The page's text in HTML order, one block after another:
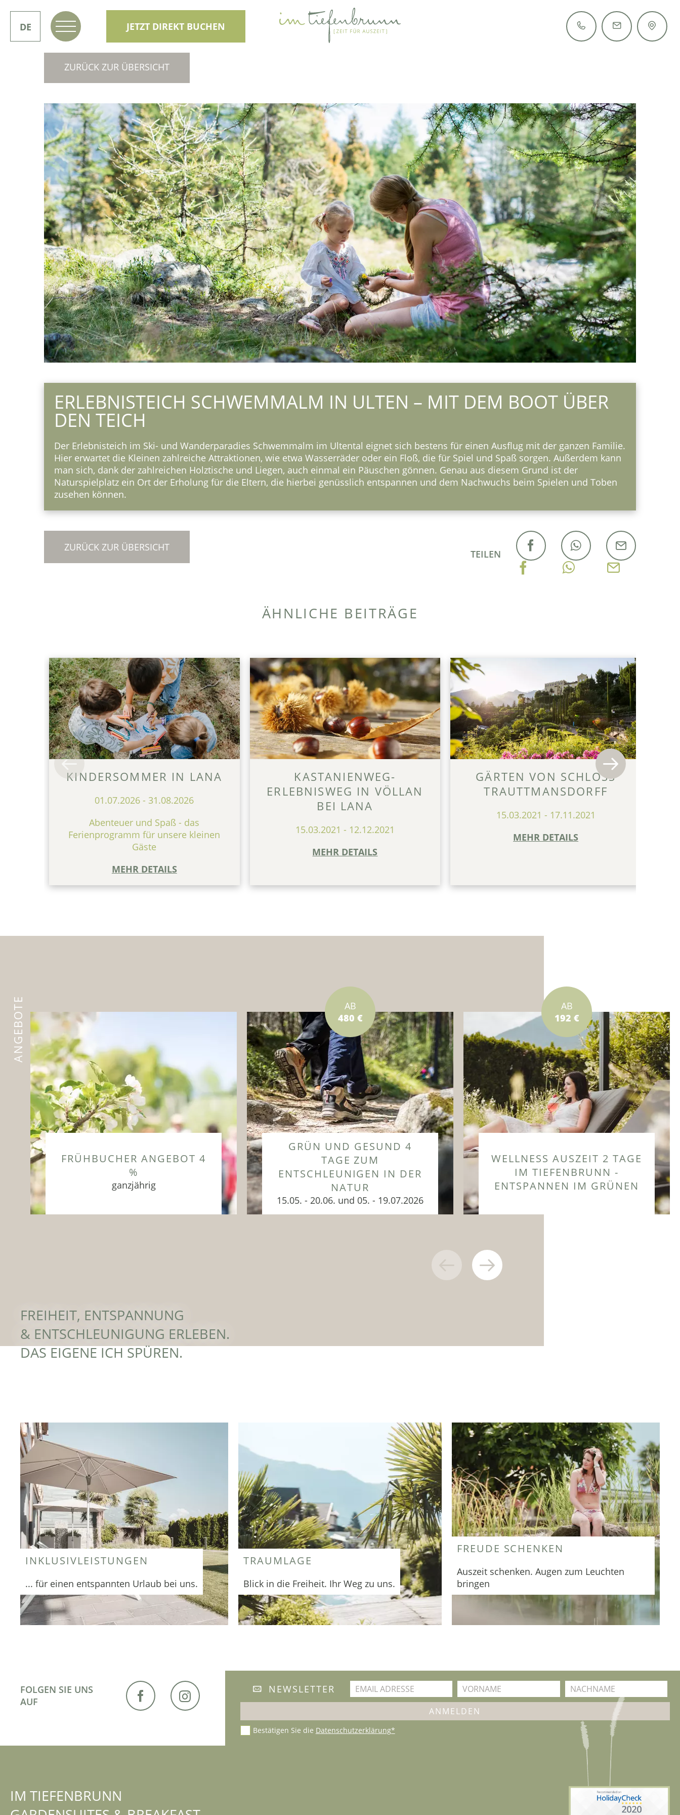
DE JETZT DIREKT BUCHEN
ZURÜCK ZUR ÜBERSICHT
ERLEBNISTEICH SCHWEMMALM IN ULTEN – MIT DEM BOOT ÜBER
DEN TEICH
Der Erlebnisteich im Ski- und Wanderparadies Schwemmalm im Ultental eignet sich bestens für einen Ausflug mit der ganzen Familie.
Hier erwartet die Kleinen zahlreiche Attraktionen, wie etwa Wasserräder oder ein Floß, die für Spiel und Spaß sorgen. Außerdem kann
man sich, dank der zahlreichen Holztische und Liegen, auch einmal ein Päuschen gönnen. Genau aus diesem Grund ist der
Naturspielplatz ein Ort der Erholung für die Eltern, die hierbei genüsslich entspannen und dem Nachwuchs beim Spielen und Toben
zusehen können.
ZURÜCK ZUR ÜBERSICHT
TEILEN
ÄHNLICHE BEITRÄGE
KINDERSOMMER IN LANA
01.07.2026- 31.08.2026
Abenteuer und Spaß - das
Ferienprogramm für unsere kleinen
Gäste
MEHR DETAILS
KASTANIENWEG-
ERLEBNISWEG IN VÖLLAN
BEI LANA
15.03.2021 - 12.12.2021
MEHR DETAILS
GÄRTEN VON SCHLOSS
TRAUTTMANSDORFF
15.03.2021 - 17.11.2021
MEHR DETAILS
ANGEBOTE
FRÜHBUCHER ANGEBOT 4
%
ganzjährig
AB
480 €
GRÜN UND GESUND 4
TAGE ZUM
ENTSCHLEUNIGEN IN DER
NATUR
15.05. - 20.06. und 05. - 19.07.2026
AB
192 €
WELLNESS AUSZEIT 2 TAGE
IM TIEFENBRUNN -
ENTSPANNEN IM GRÜNEN
FREIHEIT, ENTSPANNUNG
& ENTSCHLEUNIGUNG ERLEBEN.
DAS EIGENE ICH SPÜREN.
INKLUSIVLEISTUNGEN
... für einen entspannten Urlaub bei uns.
TRAUMLAGE
Blick in die Freiheit. Ihr Weg zu uns.
FREUDE SCHENKEN
Auszeit schenken. Augen zum Leuchten
bringen
FOLGEN SIE UNS
AUF
NEWSLETTER
Bestätigen Sie die Datenschutzerklärung*
IM TIEFENBRUNN